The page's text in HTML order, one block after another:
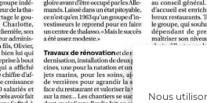
Nous